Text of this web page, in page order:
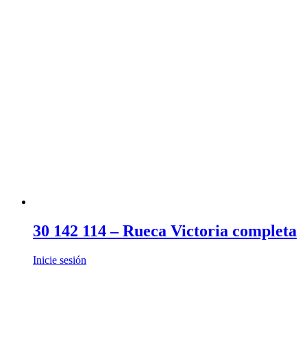
30 142 114 – Rueca Victoria completa
Inicie sesión